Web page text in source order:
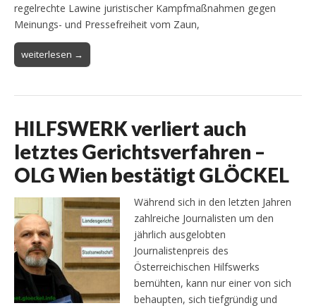
regelrechte Lawine juristischer Kampfmaßnahmen gegen
Meinungs- und Pressefreiheit vom Zaun,
weiterlesen →
HILFSWERK verliert auch
letztes Gerichtsverfahren –
OLG Wien bestätigt GLÖCKEL
Während sich in den letzten Jahren
zahlreiche Journalisten um den
jährlich ausgelobten
Journalistenpreis des
Österreichischen Hilfswerks
bemühten, kann nur einer von sich
behaupten, sich tiefgründig und